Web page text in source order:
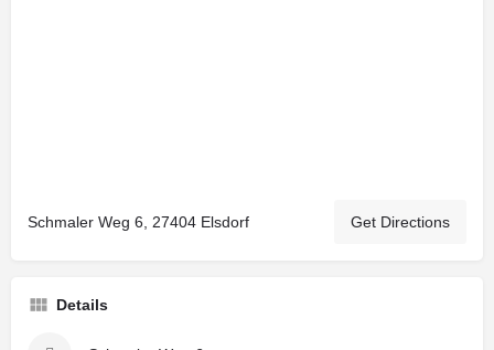
Schmaler Weg 6, 27404 Elsdorf Get Directions
Details